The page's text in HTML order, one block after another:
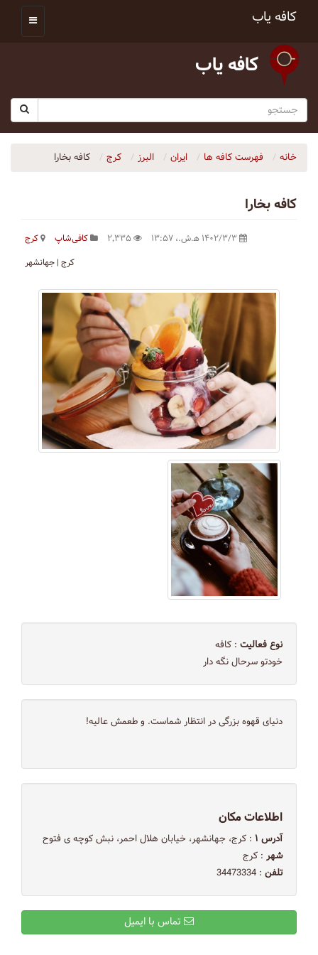
کافه یاب
کافه یاب
خانه فهرست کافه ها ایران البرز کرج کافه بخارا
کافه بخارا
کافی‌شاپ
کرج
کرج | جهانشهر
نوع فعالیت : کافه
خودتو سرحال نگه دار
دنیای قهوه بزرگی در انتظار شماست. و طعمش عالیه!
اطلاعات مکان
آدرس ۱
: کرج، جهانشهر، خیابان هلال احمر، نبش کوچه ی فتوح
شهر : کرج
تلفن : 34473334